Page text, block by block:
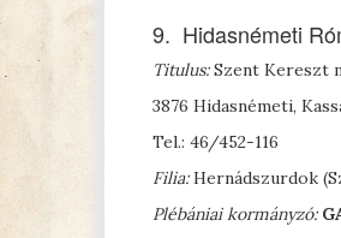
9. Hidasnémeti
Titulus:Szent Kereszt
3876 Hidasnémeti,
Tel.: 46/452-116
Filia:Hernádszurdok
Plébániai kormányzó: G